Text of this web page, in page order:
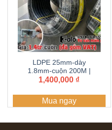
LDPE 25mm-dày
1.8mm-cuộn 200M |
ống, dây tưới PE BIMI
năm
1,400,000 ₫
Mua ngay